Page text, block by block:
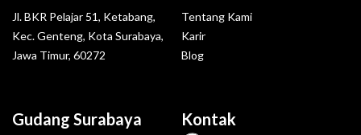
Gudang Surabaya
Jl. BKR Pelajar 51, Ketabang,
Kec. Genteng, Kota Surabaya,
Jawa Timur, 60272
Kontak
Tentang Kami
Karir
Blog